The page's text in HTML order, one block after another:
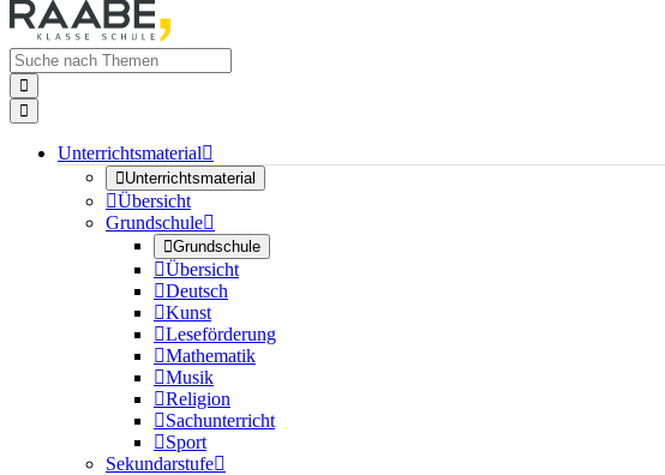


Unterrichtsmaterial
Unterrichtsmaterial
Übersicht
Grundschule
Grundschule
Übersicht
Deutsch
Kunst
Leseförderung
Mathematik
Musik
Religion
Sachunterricht
Sport
Sekundarstufe